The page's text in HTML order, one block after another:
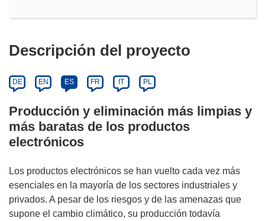
Descripción del proyecto
DE EN ES FR IT PL
Producción y eliminación más limpias y
más baratas de los productos
electrónicos
Los productos electrónicos se han vuelto cada vez más
esenciales en la mayoría de los sectores industriales y
privados. A pesar de los riesgos y de las amenazas que
supone el cambio climático, su producción todavía